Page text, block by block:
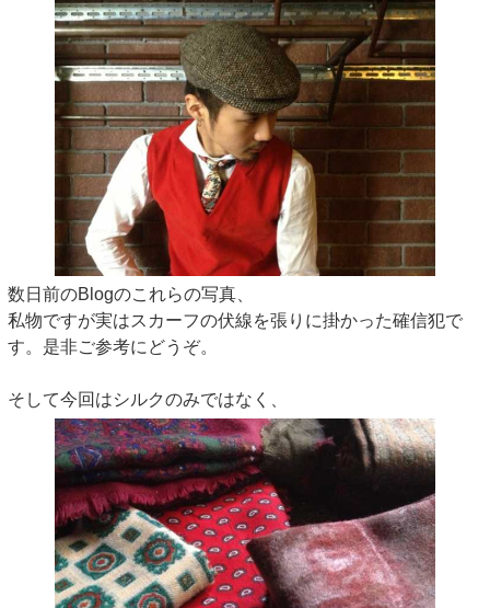
数日前のBlogのこれらの写真、
私物ですが実はスカーフの伏線を張りに掛かった確信犯で
す。是非ご参考にどうぞ。
そして今回はシルクのみではなく、